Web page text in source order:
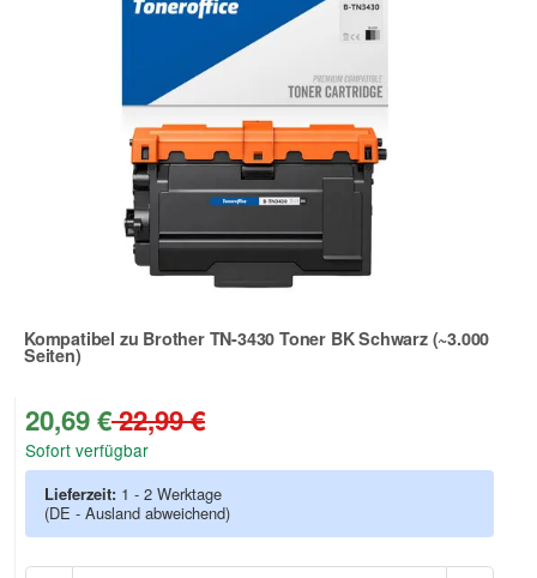
Kompatibel zu Brother TN-3430 Toner BK Schwarz (~3.000
Seiten)
Zur Artikelbewertung
20,69 €22,99 €
Sofort verfügbar
Lieferzeit: 1 - 2 Werktage
(DE - Ausland abweichend)